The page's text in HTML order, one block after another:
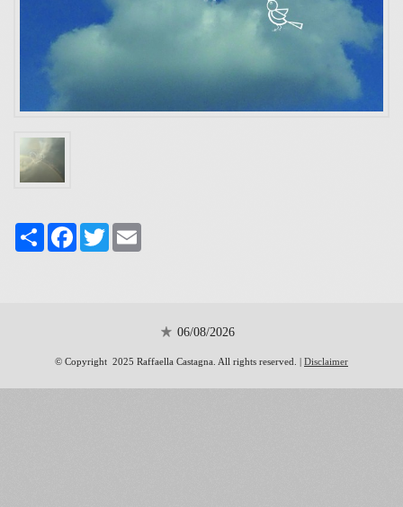
ShareFacebook
Twitter
06/08/2026
© Copyright 2025 Raffaella Castagna. All rights reserved. | Disclaimer